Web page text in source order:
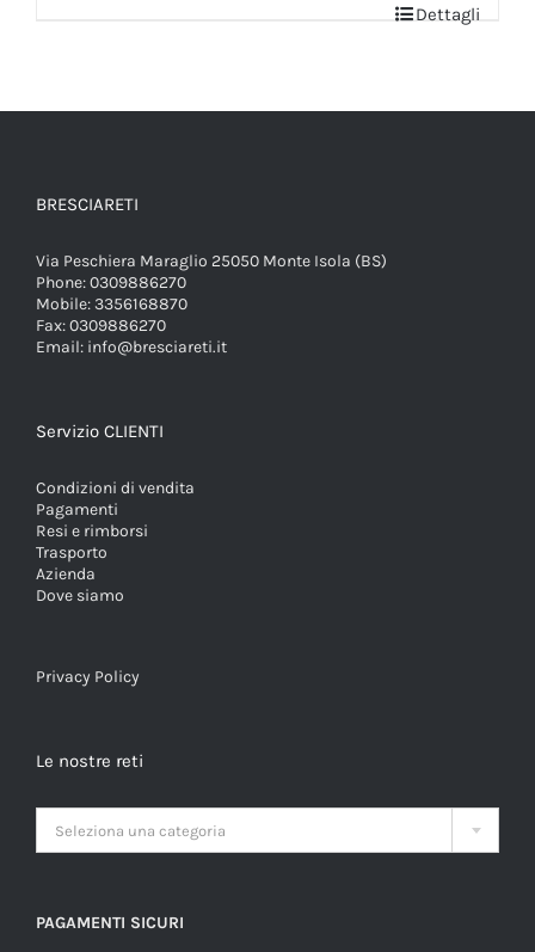
Dettagli
BRESCIARETI
Via Peschiera Maraglio 25050 Monte Isola (BS)
Phone:0309886270
Mobile:3356168870
Fax:0309886270
Email: info@bresciareti.it
Servizio CLIENTI
Condizioni di vendita
Pagamenti
Resi e rimborsi
Trasporto
Azienda
Dove siamo
Privacy Policy
Le nostre reti
Seleziona una categoria
PAGAMENTI SICURI